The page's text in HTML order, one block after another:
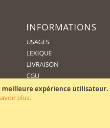
meilleure expérience utilisateur.
plus.
INFORMATIONS
USAGES
LEXIQUE
LIVRAISON
CGU
CGV